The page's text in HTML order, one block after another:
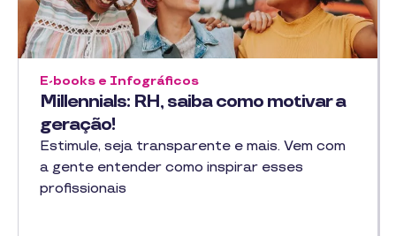
Millennials: RH, saiba como motivar a
geração!
E-books e Infográficos
Estimule, seja transparente e mais. Vem com
a gente entender como inspirar esses
profissionais